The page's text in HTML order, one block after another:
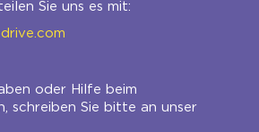
Sie uns es mit:
oder Hilfe beim
schreiben Sie bitte an unser